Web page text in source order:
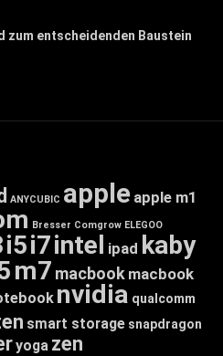
zum entscheidenden Baustein
ANYCUBIC apple apple m1
Bresser Comgrow ELEGOO
i5i7intel ipad kaby
m7 macbook macbook
nvidia qualcomm
smart storage snapdragon
yoga zen